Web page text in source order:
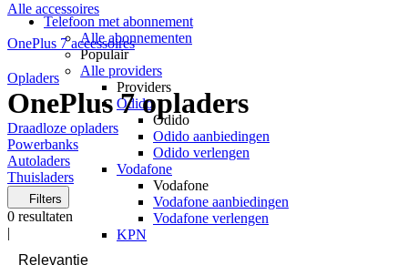
Telefoon met abonnement
Alle abonnementen
Populair
Alle providers
Providers
Odido
Odido
Odido aanbiedingen
Odido verlengen
Vodafone
Vodafone
Vodafone aanbiedingen
Vodafone verlengen
KPN
Alle accessoires
OnePlus 7 accessoires
Opladers
OnePlus 7 opladers
Draadloze opladers
Powerbanks
Autoladers
Thuisladers
Filters
0 resultaten
|